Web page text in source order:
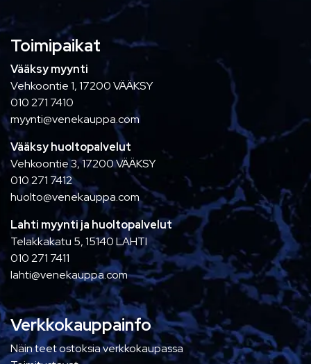
Toimipaikat
Vääksy myynti
Vehkoontie 1, 17200 VÄÄKSY
010 271 7410
myynti@venekauppa.com
Vääksy huoltopalvelut
Vehkoontie 3, 17200 VÄÄKSY
010 271 7412
huolto@venekauppa.com
Lahti myynti ja huoltopalvelut
Telakkakatu 5, 15140 LAHTI
010 271 7411
lahti@venekauppa.com
Verkkokauppainfo
Näin teet ostoksia verkkokaupassa